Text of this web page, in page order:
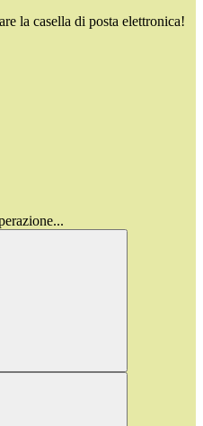
la casella di posta elettronica!